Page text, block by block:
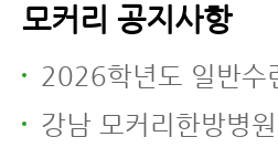
모커리 공지사항
2026학년도 일반수
강남 모커리한방병